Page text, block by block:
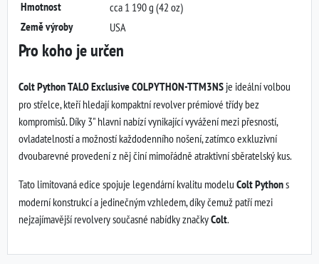
Hmotnost cca 1 190 g (42 oz)
Země výroby USA
Pro koho je určen
Colt Python TALO Exclusive COLPYTHON-TTM3NS je ideální volbou
pro střelce, kteří hledají kompaktní revolver prémiové třídy bez
kompromisů. Díky 3" hlavni nabízí vynikající vyvážení mezi přesností,
ovladatelností a možností každodenního nošení, zatímco exkluzivní
dvoubarevné provedení z něj činí mimořádně atraktivní sběratelský kus.
Tato limitovaná edice spojuje legendární kvalitu modelu Colt Pythons
moderní konstrukcí a jedinečným vzhledem, díky čemuž patří mezi
nejzajímavější revolvery současné nabídky značkyColt.